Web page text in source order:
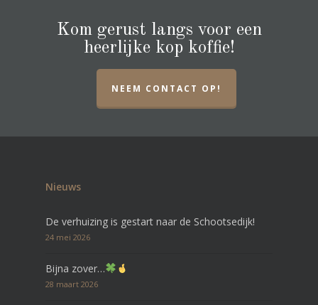
Kom gerust langs voor een
heerlijke kop koffie!
NEEM CONTACT OP!
Nieuws
De verhuizing is gestart naar de Schootsedijk!
24 mei 2026
Bijna zover…
28 maart 2026